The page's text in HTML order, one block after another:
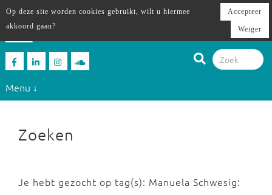
Menu ↓
Zoeken
Je hebt gezocht op tag(s): Manuela Schwesig:
Op deze site worden cookies gebruikt, wilt u hiermee
akkoord gaan?
Accepteer
Weiger